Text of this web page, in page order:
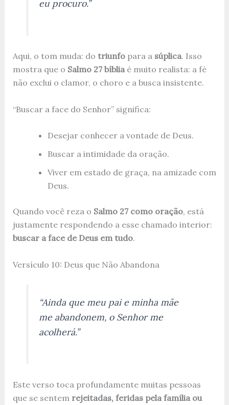
eu procuro.”
Aqui, o tom muda: do triunfopara a súplica. Isso
mostra que o Salmo 27 bíbliaé muito realista: a fé
não exclui o clamor, o choro e a busca insistente.
“Buscar a face do Senhor” significa:
Desejar conhecer a vontade de Deus.
Buscar a intimidade da oração.
Viver em estado de graça, na amizade com
Deus.
Quando você reza o Salmo 27 como oração, está
justamente respondendo a esse chamado interior:
buscar a face de Deus em tudo.
Versículo 10: Deus que Não Abandona
“Ainda que meu pai e minha mãe
me abandonem, o Senhor me
acolherá.”
Este verso toca profundamente muitas pessoas
que se sentem rejeitadas, feridas pela família ou